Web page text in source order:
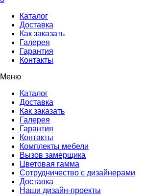
Каталог
Доставка
Как заказать
Галерея
Гарантия
Контакты
Меню
Каталог
Доставка
Как заказать
Галерея
Гарантия
Контакты
Комплекты мебели
Вызов замерщика
Цветовая гамма
Сотрудничество с дизайнерами
Доставка
Наши дизайн-проекты